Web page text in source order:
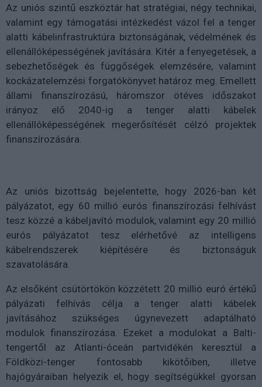
Az uniós szintű eszköztár hat stratégiai, négy technikai,
valamint egy támogatási intézkedést vázol fel a tenger
alatti kábelinfrastruktúra biztonságának, védelmének és
ellenállóképességének javítására. Kitér a fenyegetések, a
sebezhetőségek és függőségek elemzésére, valamint
kockázatelemzési forgatókönyvet határoz meg. Emellett
állami finanszírozású, háromszor ötéves időszakot
irányoz elő 2040-ig a tenger alatti kábelek
ellenállóképességének megerősítését célzó projektek
finanszírozására.
Az uniós bizottság bejelentette, hogy 2026-ban két
pályázatot, egy 60 millió eurós finanszírozási felhívást
tesz közzé a kábeljavító modulok, valamint egy 20 millió
eurós pályázatot tesz elérhetővé az intelligens
kábelrendszerek kiépítésére és biztonságuk
szavatolására.
Az elsőként csütörtökön közzétett 20 millió euró értékű
pályázati felhívás célja a tenger alatti kábelek
javításához szükséges úgynevezett adaptálható
modulok finanszírozása. Ezeket a modulokat a Balti-
tengertől az Atlanti-óceán partvidékén keresztül a
Földközi-tenger fontosabb kikötőiben, illetve
hajógyáraiban helyezik el, hogy segítségükkel gyorsan